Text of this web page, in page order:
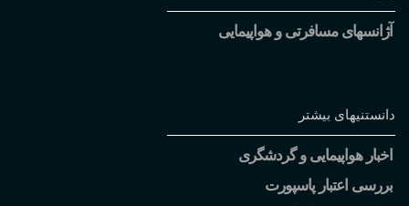
آژانسهای مسافرتی و هواپیمایی
دانستنیهای بیشتر
اخبار هواپیمایی و گردشگری
بررسی اعتبار پاسپورت